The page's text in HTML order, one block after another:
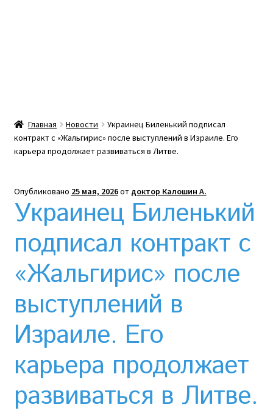
Компания
Корзина
Мой аккаунт
Необычный союз NAnews и Nikk.Agency
Отзывы про Клексан
Оформление заказа
Политика конфиденциальности
Почему интернет-аптеки онлайн плохо приживаются
Главная Новости
Украинец Биленький подписал
контракт с «Жальгирис» после выступлений в Израиле. Его
карьера продолжает развиваться в Литве.
Опубликовано 25 мая, 2026от доктор Калошин А.
Украинец Биленький
подписал контракт с
«Жальгирис» после
выступлений в
Израиле. Его
карьера продолжает
развиваться в Литве.